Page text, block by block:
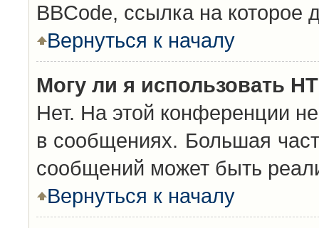
BBCode, ссылка на
Вернуться к началу
Могу ли я использовать
Нет. На этой конференции
в сообщениях. Большая
сообщений может быть
Вернуться к началу